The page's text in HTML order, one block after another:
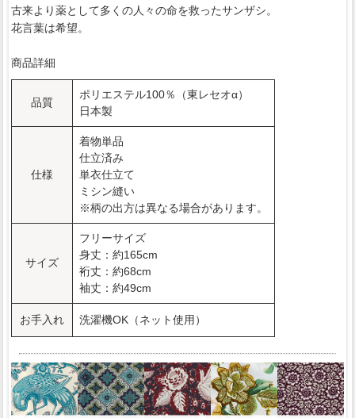
古来より薬として多くの人々の命を救ったサンザシ。
花言葉は希望。
商品詳細
品質
ポリエステル100％（東レセオα）
日本製
仕様
着物単品
仕立済み
単衣仕立て
ミシン縫い
※柄の出方は異なる場合があります。
サイズ
フリーサイズ
身丈：約165cm
裄丈：約68cm
袖丈：約49cm
お手入れ 洗濯機OK（ネット使用）